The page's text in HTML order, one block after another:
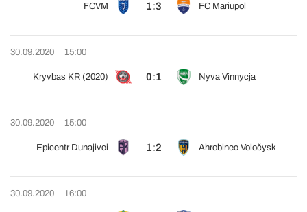
FCVM 1:3 FC Mariupol
30.09.2020 15:00
Kryvbas KR (2020) 0:1 Nyva Vinnycja
30.09.2020 15:00
Epicentr Dunajivci 1:2 Ahrobinec Voločysk
30.09.2020 16:00